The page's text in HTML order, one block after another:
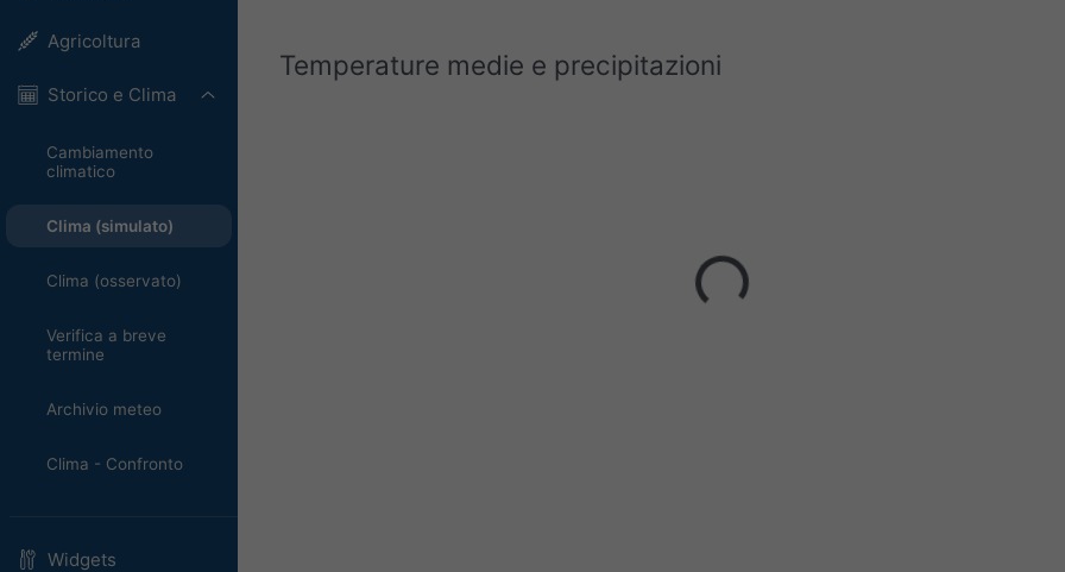
Agricoltura
Storico e Clima
Cambiamento
climatico
Clima (simulato)
Clima (osservato)
Verifica a breve
termine
Archivio meteo
Clima - Confronto
Widgets
Temperature medie e precipitazioni